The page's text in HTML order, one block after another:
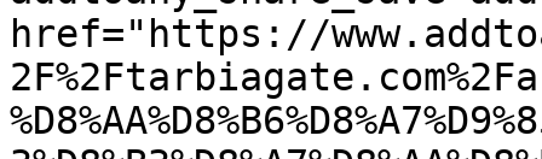
href="https://